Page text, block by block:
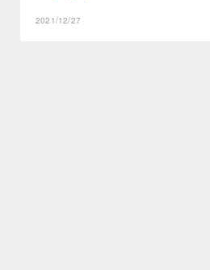
2021/12/27